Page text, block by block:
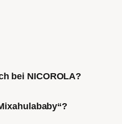
bei NICOROLA?